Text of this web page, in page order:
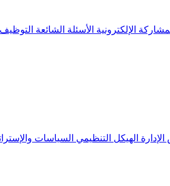
الإلكترونية الأسئلة الشائعة التوظيف
الهيكل التنظيمي السياسات